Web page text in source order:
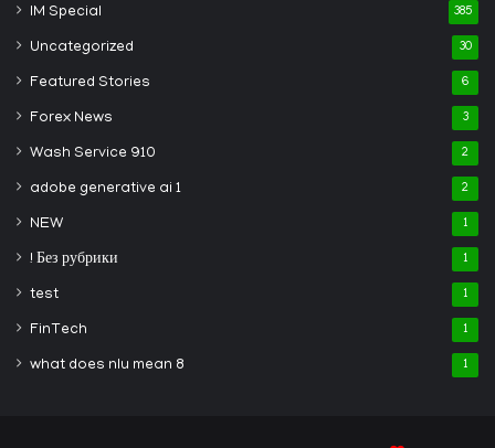
IM Special 385
Uncategorized 30
Featured Stories 6
Forex News 3
Wash Service 910 2
adobe generative ai 1 2
NEW 1
! Без рубрики 1
test 1
FinTech 1
what does nlu mean 8 1